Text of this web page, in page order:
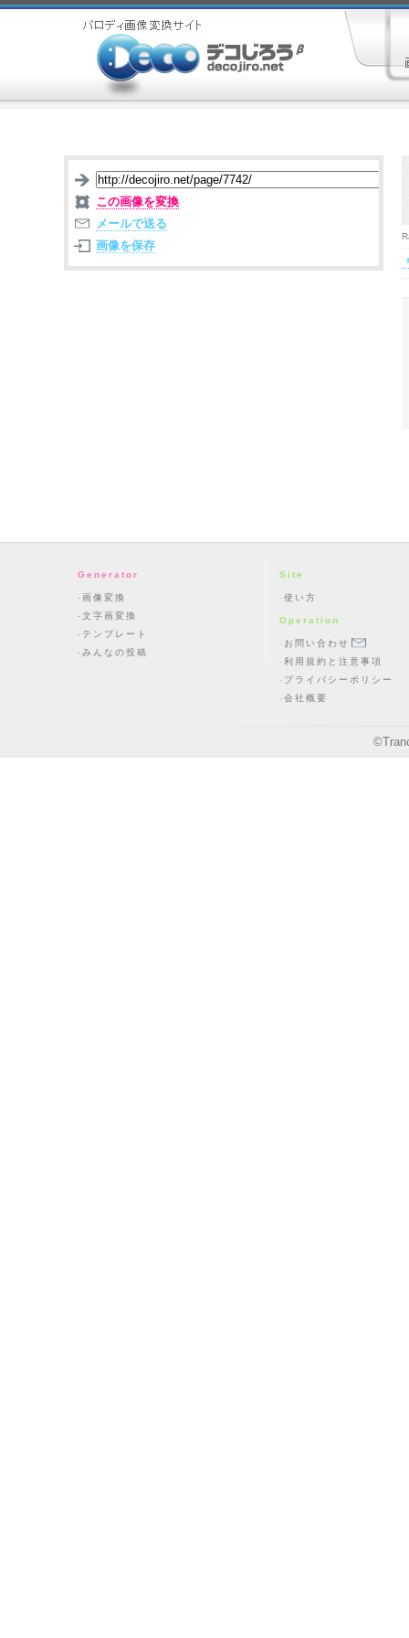
この画像を変換
メールで送る
画像を保存
Generator
画像変換
文字画変換
テンプレート
みんなの投稿
Site
使い方
Operation
お問い合わせ
利用規約と注意事項
プライバシーポリシー
会社概要
©